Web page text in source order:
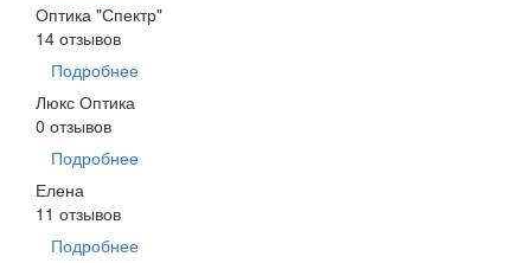
Оптика "Спектр"
14 отзывов
Подробнее
Люкс Оптика
0 отзывов
Подробнее
Елена
11 отзывов
Подробнее